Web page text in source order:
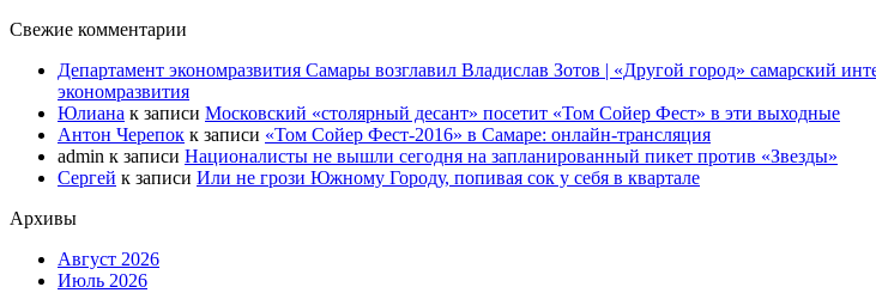
Свежие комментарии
Департамент экономразвития Самары возглавил Владислав Зотов | «Другой город» самарский
экономразвития
Юлиана к записи Московский «столярный десант» посетит «Том Сойер Фест» в эти выходные
Антон Черепок к записи «Том Сойер Фест-2016» в Самаре: онлайн-трансляция
admin к записи Националисты не вышли сегодня на запланированный пикет против «Звезды»
Сергей к записи Или не грози Южному Городу, попивая сок у себя в квартале
Архивы
Август 2026
Июль 2026